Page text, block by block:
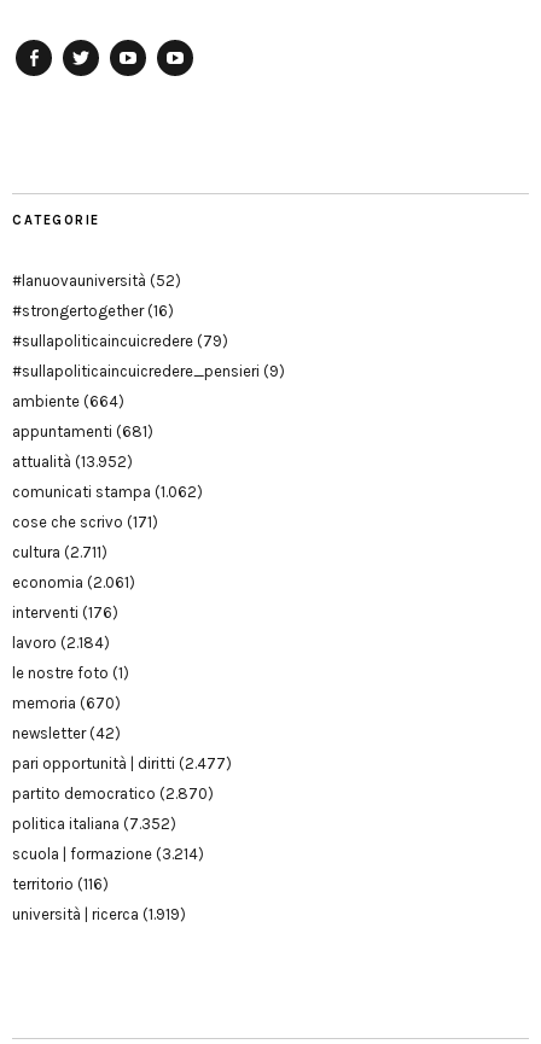
CATEGORIE
#lanuovauniversità (52)
#strongertogether(16)
#sullapoliticaincuicredere (79)
#sullapoliticaincuicredere_pensieri (9)
ambiente (664)
appuntamenti (681)
attualità (13.952)
comunicati stampa (1.062)
cose che scrivo (171)
cultura (2.711)
economia (2.061)
interventi (176)
lavoro (2.184)
le nostre foto (1)
memoria (670)
newsletter(42)
pari opportunità | diritti (2.477)
partito democratico (2.870)
politica italiana (7.352)
scuola | formazione (3.214)
territorio (116)
università | ricerca (1.919)